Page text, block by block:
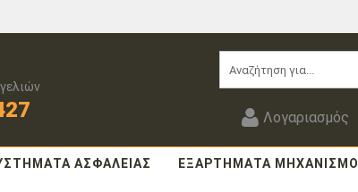
Λογαριασμός
ΑΣΦΑΛΕΙΑΣ ΕΞΑΡΤΗΜΑΤΑ ΜΗΧΑΝΙΣΜΟΙ